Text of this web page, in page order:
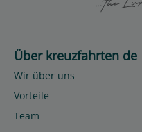
Über kreuzfahrten de
Wir über uns
Vorteile
Team